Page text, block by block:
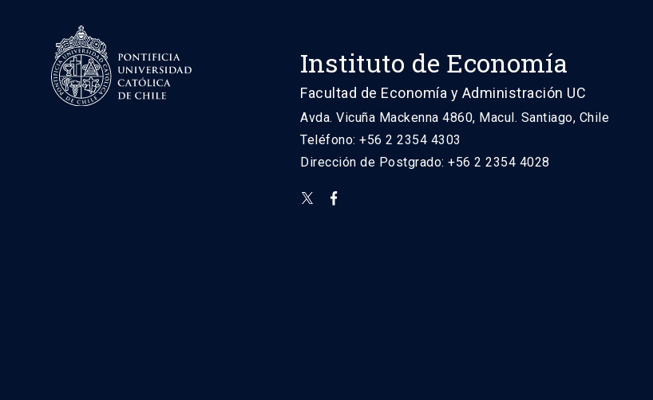
Instituto de Economía
Facultad de Economía y Administración UC
Avda. Vicuña Mackenna 4860, Macul. Santiago, Chile
Teléfono: +56 2 2354 4303
Dirección de Postgrado: +56 2 2354 4028